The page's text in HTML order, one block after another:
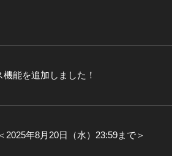
能を追加しました！
年8月20日（水）23:59まで＞